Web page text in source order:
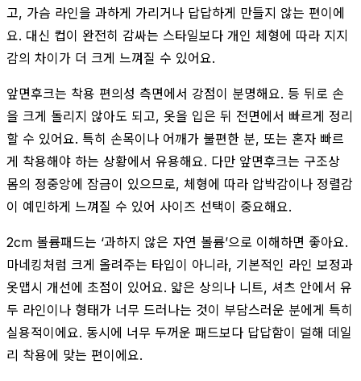
고, 가슴 라인을 과하게 가리거나 답답하게 만들지 않는 편이에
요. 대신 컵이 완전히 감싸는 스타일보다 개인 체형에 따라 지지
감의 차이가 더 크게 느껴질 수 있어요.
앞면후크는 착용 편의성 측면에서 강점이 분명해요. 등 뒤로 손
을 크게 돌리지 않아도 되고, 옷을 입은 뒤 전면에서 빠르게 정리
할 수 있어요. 특히 손목이나 어깨가 불편한 분, 또는 혼자 빠르
게 착용해야 하는 상황에서 유용해요. 다만 앞면후크는 구조상
몸의 정중앙에 잠금이 있으므로, 체형에 따라 압박감이나 정렬감
이 예민하게 느껴질 수 있어 사이즈 선택이 중요해요.
2cm 볼륨패드는 ‘과하지 않은 자연 볼륨’으로 이해하면 좋아요.
마네킹처럼 크게 올려주는 타입이 아니라, 기본적인 라인 보정과
옷맵시 개선에 초점이 있어요. 얇은 상의나 니트, 셔츠 안에서 유
두 라인이나 형태가 너무 드러나는 것이 부담스러운 분에게 특히
실용적이에요. 동시에 너무 두꺼운 패드보다 답답함이 덜해 데일
리 착용에 맞는 편이에요.